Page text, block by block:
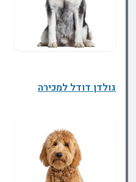
גולדן דודל למכירה